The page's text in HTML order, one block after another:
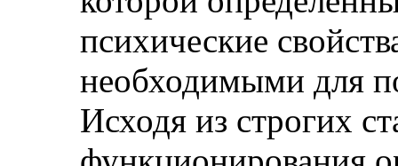
психические
необходимыми для
Исходя из строгих